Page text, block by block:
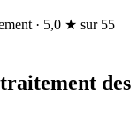
· 5,0 ★ sur 55
des